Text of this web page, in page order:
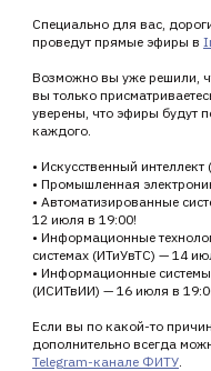
Специально для вас,
проведут прямые эфиры в
Возможно вы уже решили,
вы только
уверены, что эфиры будут
каждого.
• Искусственный
• Промышленная
• Автоматизированные
12 июля в 19:00!
• Информационные
системах (ИТиУвТС) — 14
• Информационные
(ИСИТвИИ) — 16 июля в
Если вы по какой-то
дополнительно всегда
Telegram-канале ФИТУ